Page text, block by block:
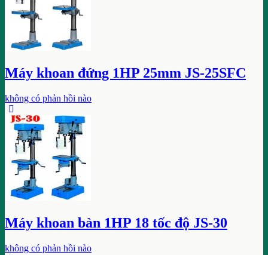
Máy khoan đứng 1HP 25mm JS-25SFC
không có phản hồi nào
Máy khoan bàn 1HP 18 tốc độ JS-30
không có phản hồi nào